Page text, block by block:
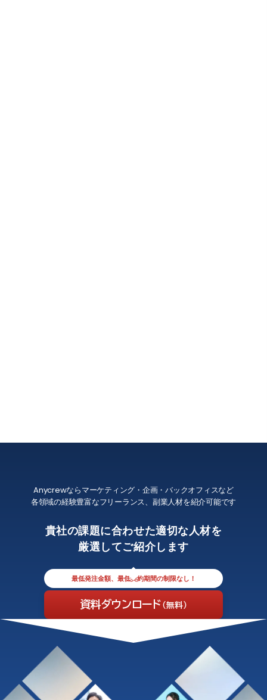
Anycrewならマーケティング・企画・バックオフィスなど
各領域の経験豊富なフリーランス、副業人材を紹介可能です
貴社の課題に合わせた適切な人材を
厳選してご紹介します
最低発注金額、最低契約期間の制限なし！
資料ダウンロード（無料）